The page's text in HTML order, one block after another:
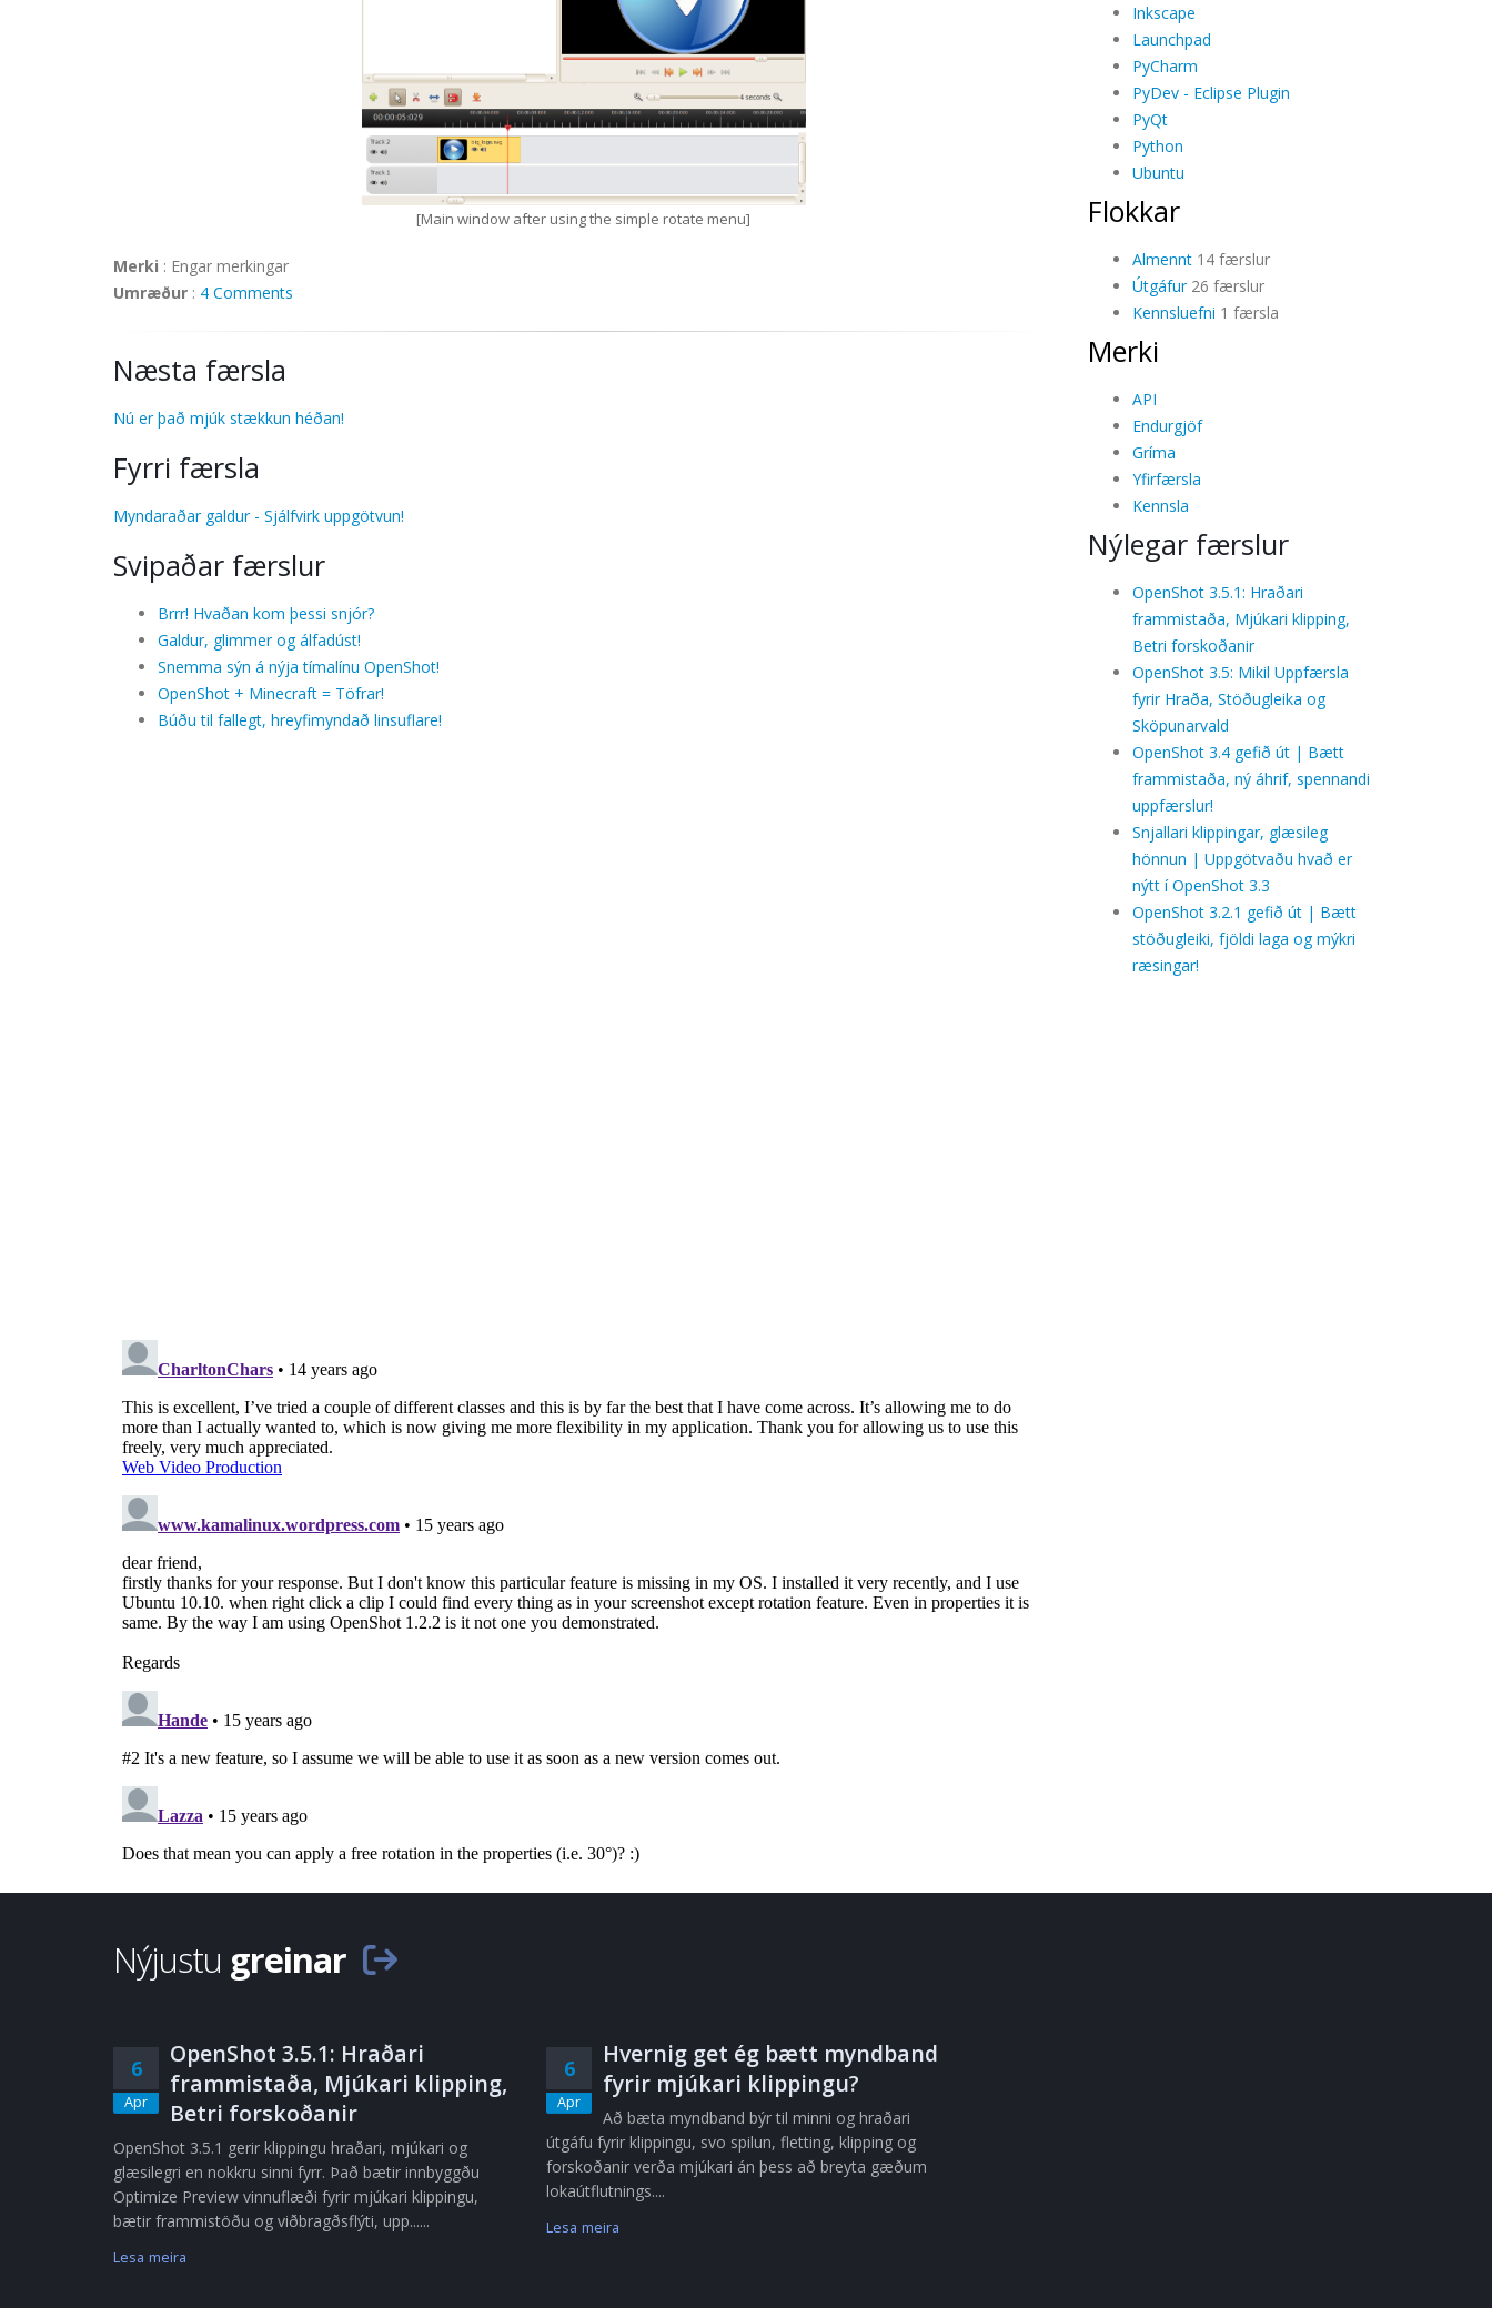
[Main window after using the simple rotate menu]
Merki : Engar merkingar
Umræður : 4 Comments
Næsta færsla
Nú er það mjúk stækkun héðan!
Fyrri færsla
Myndaraðar galdur - Sjálfvirk uppgötvun!
Svipaðar færslur
Brrr! Hvaðan kom þessi snjór?
Galdur, glimmer og álfadúst!
Snemma sýn á nýja tímalínu OpenShot!
OpenShot + Minecraft = Töfrar!
Búðu til fallegt, hreyfimyndað linsuflare!
Inkscape
Launchpad
PyCharm
PyDev - Eclipse Plugin
PyQt
Python
Ubuntu
Flokkar
Almennt14 færslur
Útgáfur26 færslur
Kennsluefni 1 færsla
Merki
API
Endurgjöf
Gríma
Yfirfærsla
Kennsla
Nýlegar færslur
OpenShot 3.5.1: Hraðari
frammistaða, Mjúkari klipping,
Betri forskoðanir
OpenShot 3.5: Mikil Uppfærsla
fyrir Hraða, Stöðugleika og
Sköpunarvald
OpenShot 3.4 gefið út | Bætt
frammistaða, ný áhrif, spennandi
uppfærslur!
Snjallari klippingar, glæsileg
hönnun | Uppgötvaðu hvað er
nýtt í OpenShot 3.3
OpenShot 3.2.1 gefið út | Bætt
stöðugleiki, fjöldi laga og mýkri
ræsingar!
Nýjustu greinar
6
Apr
OpenShot 3.5.1: Hraðari
frammistaða, Mjúkari klipping,
Betri forskoðanir
OpenShot 3.5.1 gerir klippingu hraðari, mjúkari og
glæsilegri en nokkru sinni fyrr. Það bætir innbyggðu
Optimize Preview vinnuflæði fyrir mjúkari klippingu,
bætir frammistöðu og viðbragðsflýti, upp......
Lesa meira
6
Apr
Hvernig get ég bætt myndband
fyrir mjúkari klippingu?
Að bæta myndband býr til minni og hraðari
útgáfu fyrir klippingu, svo spilun, fletting, klipping og
forskoðanir verða mjúkari án þess að breyta gæðum
lokaútflutnings....
Lesa meira